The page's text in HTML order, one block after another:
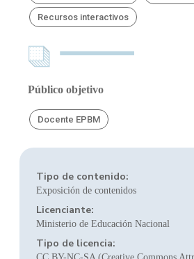
Recursos interactivos
Público objetivo
Docente EPBM
Tipo de contenido:
Exposición de contenidos
Licenciante:
Ministerio de Educación Nacional
Tipo de licencia: